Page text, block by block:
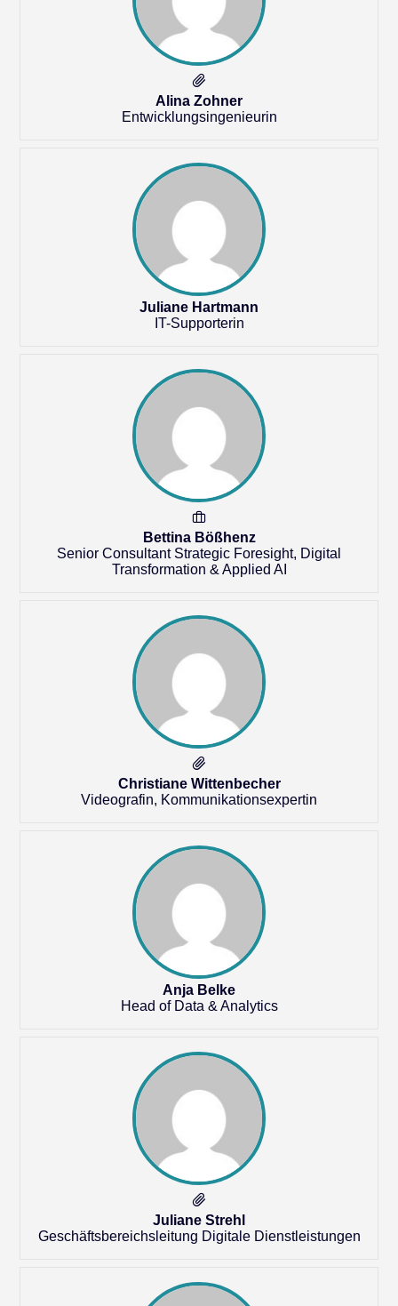
Alina Zohner
Entwicklungsingenieurin
Juliane Hartmann
IT-Supporterin
Bettina Bößhenz
Senior Consultant Strategic Foresight, Digital
Transformation & Applied AI
Christiane Wittenbecher
Videografin, Kommunikationsexpertin
Anja Belke
Head of Data & Analytics
Juliane Strehl
Geschäftsbereichsleitung Digitale Dienstleistungen